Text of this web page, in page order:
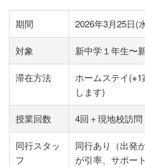
期間 2026年3月25日(
対象 新中学１年生〜
滞在方法
ホームステイ(※1
します)
授業回数 4回＋現地校訪問
同行スタッ
フ
同行あり（出発
が引率、サポー